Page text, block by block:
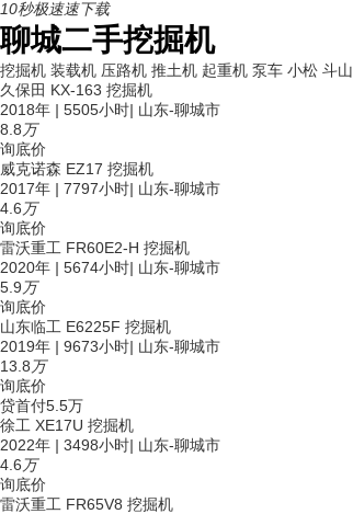
10秒极速速下载
聊城二手挖掘机
挖掘机 装载机 压路机 推土机 起重机 泵车 小松 斗山
久保田 KX-163 挖掘机
2018年 | 5505小时| 山东-聊城市
8.8万
询底价
威克诺森 EZ17 挖掘机
2017年 | 7797小时| 山东-聊城市
4.6万
询底价
雷沃重工 FR60E2-H 挖掘机
2020年 | 5674小时| 山东-聊城市
5.9万
询底价
山东临工 E6225F 挖掘机
2019年 | 9673小时| 山东-聊城市
13.8万
询底价
贷首付5.5万
徐工 XE17U 挖掘机
2022年 | 3498小时| 山东-聊城市
4.6万
询底价
雷沃重工 FR65V8 挖掘机